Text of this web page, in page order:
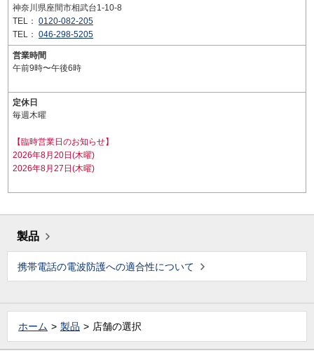
神奈川県座間市相武台1-10-8
TEL： 0120-082-205
TEL： 046-298-5205
営業時間
午前9時〜午後6時
定休日
毎週木曜
【臨時営業日のお知らせ】
2026年8月20日(木曜)
2026年8月27日(木曜)
製品
携帯電話の電波防護への適合性について
ホーム 製品 店舗の選択